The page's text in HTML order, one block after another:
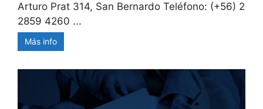
Arturo Prat 314, San Bernardo Teléfono: (+56) 2
2859 4260 ...
Más info